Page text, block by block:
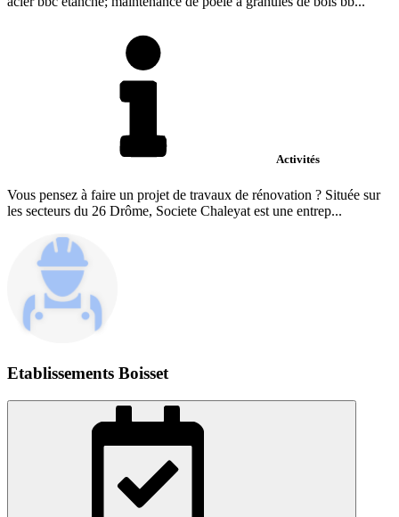
Activités
Vous pensez à faire un projet de travaux de rénovation ? Située sur
les secteurs du 26 Drôme, Societe Chaleyat est une entrep...
Etablissements Boisset